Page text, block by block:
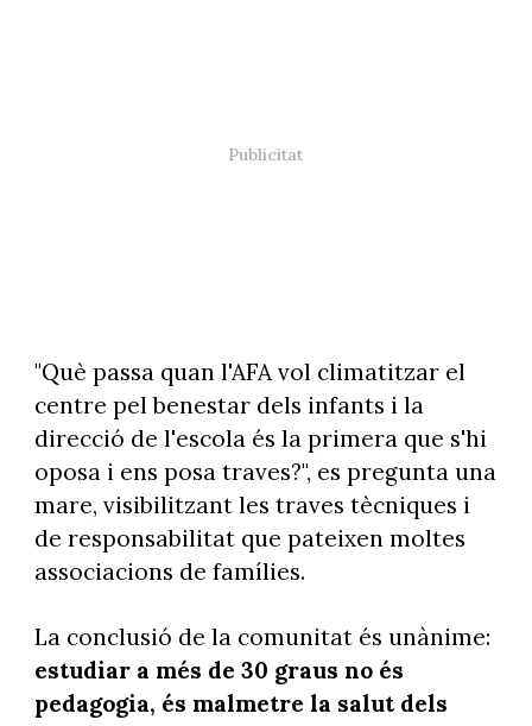
"Què passa quan l'AFA vol climatitzar el
centre pel benestar dels infants i la
direcció de l'escola és la primera que s'hi
oposa i ens posa traves?", es pregunta una
mare, visibilitzant les traves tècniques i
de responsabilitat que pateixen moltes
associacions de famílies.
La conclusió de la comunitat és unànime:
estudiar a més de 30 graus no és
pedagogia, és malmetre la salut dels